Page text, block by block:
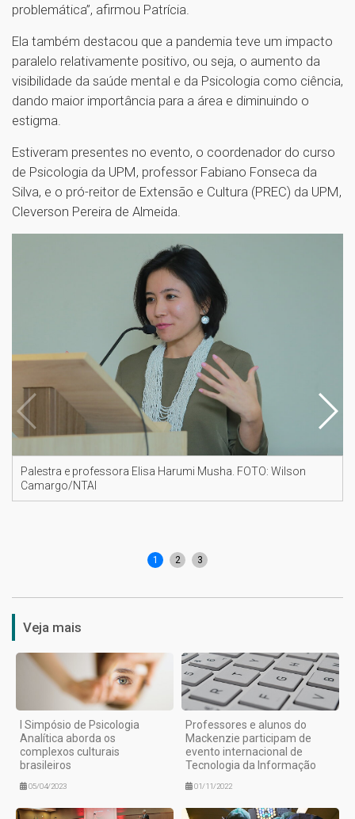
problemática”, afirmou Patrícia.
Ela também destacou que a pandemia teve um impacto
paralelo relativamente positivo, ou seja, o aumento da
visibilidade da saúde mental e da Psicologia como ciência,
dando maior importância para a área e diminuindo o
estigma.
Estiveram presentes no evento, o coordenador do curso
de Psicologia da UPM, professor Fabiano Fonseca da
Silva, e o pró-reitor de Extensão e Cultura (PREC) da UPM,
Cleverson Pereira de Almeida.
Palestra e professora Elisa Harumi Musha. FOTO: Wilson
Camargo/NTAI
1 2 3
Veja mais
I Simpósio de Psicologia
Analítica aborda os
complexos culturais
brasileiros
05/04/2023
Professores e alunos do
Mackenzie participam de
evento internacional de
Tecnologia da Informação
01/11/2022